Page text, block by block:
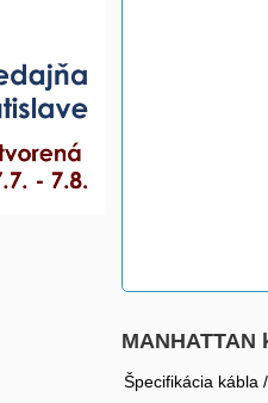
MANHATTAN
Špecifikácia kábla